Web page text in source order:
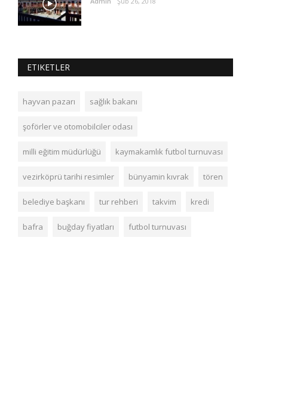
ETIKETLER
hayvan pazarı sağlık bakanı
şoförler ve otomobilciler odası
milli eğitim müdürlüğü kaymakamlık futbol turnuvası
vezirköprü tarihi resimler bünyamin kıvrak tören
belediye başkanı tur rehberi takvim kredi
bafra buğday fiyatları futbol turnuvası